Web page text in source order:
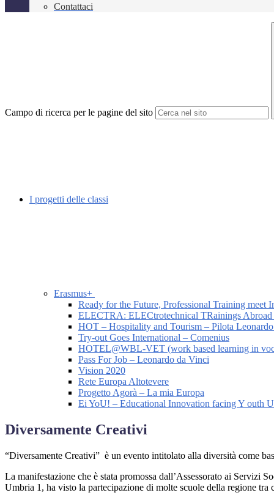
Contattaci
Campo di ricerca per le pagine del sito
I progetti delle classi
Erasmus+
Ready for the Future, Professional Training meet
ELECTRA: ELECtrotechnical TRainings
HOT – Hospitality and Tourism – Pilota
Try-out Goes International – Comenius
HOTEL@WBL-VET (work based learning in
Pass For Job – Leonardo da Vinci
Vision 2020
Rete Europa Altotevere
Progetto Agorà – La mia Europa
Ei YoU! – Educational Innovation facing Y outh
Diversamente Creativi
“Diversamente Creativi” è un evento intitolato alla diversità come
La manifestazione che è stata promossa dall’Assessorato ai Servizi
Umbria 1, ha visto la partecipazione di molte scuole della regione tra